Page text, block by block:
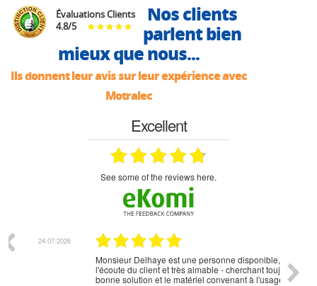
Évaluations Clients
4.8/5
Nos clients
parlent bien
mieux que nous...
Ils donnent leur avis sur leur expérience avec
Motralec
Excellent
see some of the reviews here.
Monsieur Delhaye est une personne disponible, à
l'écoute du client et très aimable - cherchant toujours la
bonne solution et le matériel convenant à l'usage qui en